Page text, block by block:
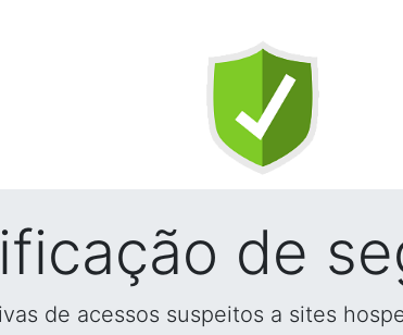
de
de acessos suspeitos a sites